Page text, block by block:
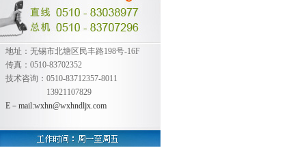
地址：无锡市北塘区民丰路198号-16F
传真：0510-83702352
技术咨询：0510-83712357-8011
13921107829
E－mail:wxhn@wxhndljx.com